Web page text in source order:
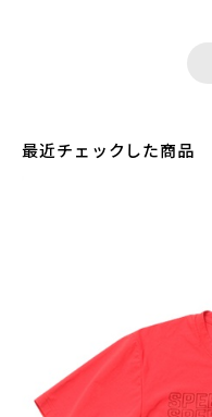
最近チェックした商品